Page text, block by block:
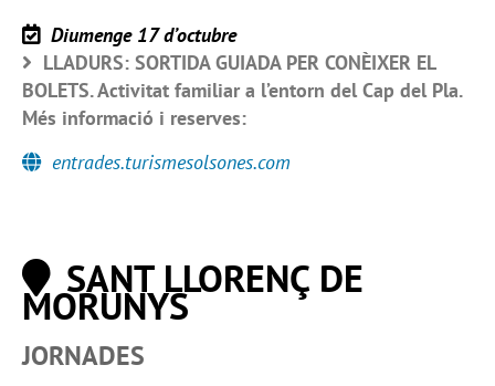
Diumenge 17 d’octubre
LLADURS: SORTIDA GUIADA PER CONÈIXER EL
BOLETS. Activitat familiar a l’entorn del Cap del Pla.
Més informació i reserves:
entrades.turismesolsones.com
SANT LLORENÇ DE
MORUNYS
JORNADES